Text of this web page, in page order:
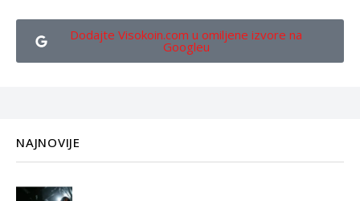
Dodajte Visokoin.com u omiljene izvore na
Googleu
NAJNOVIJE